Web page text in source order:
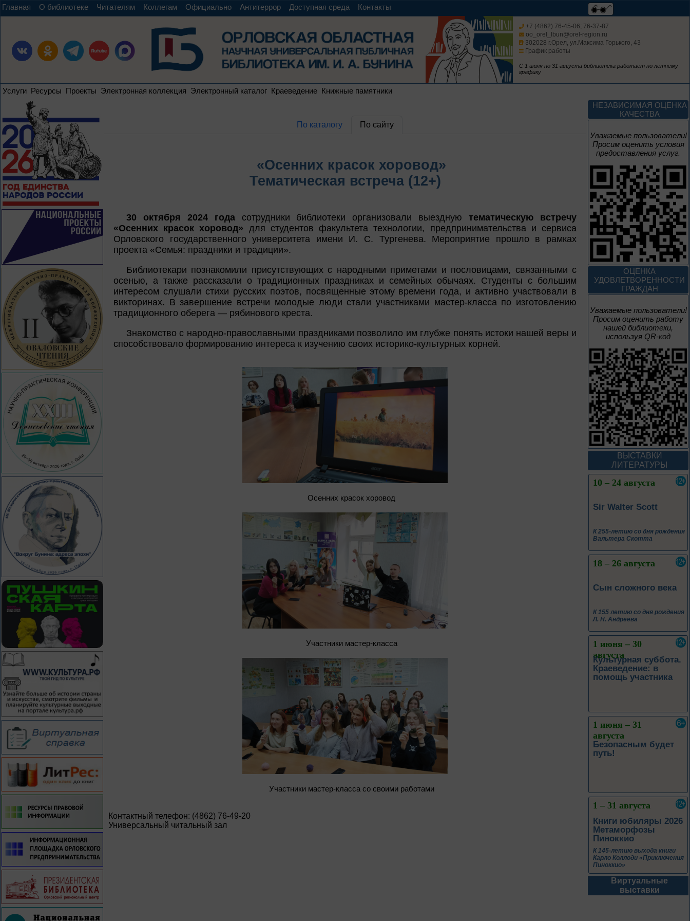
Главная О библиотеке Читателям Коллегам Официально Антитеррор Доступная среда Контакты
+7 (4862) 76-45-06; 76-37-87
oo_orel_lbun@orel-region.ru
302028 г.Орел, ул.Максима Горького, 43
График работы
С 1 июля по 31 августа библиотека работает по летнему
графику
Услуги Ресурсы Проекты Электронная коллекция Электронный каталог Краеведение Книжные памятники
По каталогу По сайту
«Осенних красок хоровод»
Тематическая встреча (12+)
30 октября 2024 годасотрудники библиотеки организовали выезднуютематическую встречу
«Осенних красок хоровод» для студентов факультета технологии, предпринимательства и сервиса
Орловского государственного университета имени И. С. Тургенева. Мероприятие прошло в рамках
проекта «Семья: праздники и традиции».
Библиотекари познакомили присутствующих с народными приметами и пословицами, связанными с
осенью, а также рассказали о традиционных праздниках и семейных обычаях. Студенты с большим
интересом слушали стихи русских поэтов, посвященные этому времени года, и активно участвовали в
викторинах. В завершение встречи молодые люди стали участниками мастер-класса по изготовлению
традиционного оберега — рябинового креста.
Знакомство с народно-православными праздниками позволило им глубже понять истоки нашей веры и
способствовало формированию интереса к изучению своих историко-культурных корней.
Осенних красок хоровод
Участники мастер-класса
Участники мастер-класса со своими работами
Контактный телефон: (4862) 76-49-20
Универсальный читальный зал
НЕЗАВИСИМАЯ ОЦЕНКА
КАЧЕСТВА
Уважаемые пользователи!
Просим оценить условия
предоставления услуг.
ОЦЕНКА
УДОВЛЕТВОРЕННОСТИ
ГРАЖДАН
Уважаемые пользователи!
Просим оценить работу
нашей библиотеки,
используя QR-код
ВЫСТАВКИ
ЛИТЕРАТУРЫ
Мастера кисти:
галерея талантов
Творец и муза
Цикл выставок литературы
4 – 14 августа
В борьбе против
нацизма мы были
вместе
Великая Победа народов
многонациональной страны
3 – 17 августа
Век Аполлинария
К 170-летию со дня рождения
живописца
2 июня – 20
августа
10 – 24 августа
Мгновения
95 лет со дня рождения
композитора Микаэла
Леоновича Таривердиева
10 – 24 августа
Sir Walter Scott
К 255-летию со дня рождения
Вальтера Скотта
18 – 26 августа
Сын сложного века
К 155 летию со дня рождения
Л. Н. Андреева
1 июня – 30
августа
Культурная суббота.
Краеведение: в
помощь участника
1 июня – 31
августа
Безопасным будет
путь!
1 – 31 августа
Книги юбиляры 2026
Метаморфозы
Пиноккио
К 145-летию выхода книги
Карло Коллоди «Приключения
Пиноккио»
1 – 31 августа
Виртуальные
выставки